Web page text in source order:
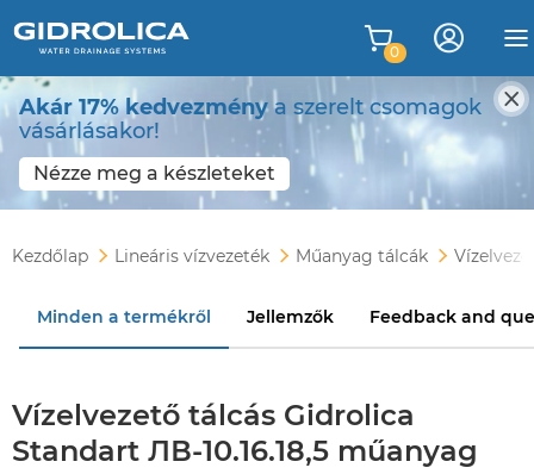
Akár 17% kedvezménya szerelt csomagok
vásárlásakor!
Nézze meg a készleteket
0
Kezdőlap Lineáris vízvezeték Műanyag tálcák
Minden a termékről Jellemzők Feedback and
Vízelvezető tálcás Gidrolica
Standart ЛВ-10.16.18,5 műanyag